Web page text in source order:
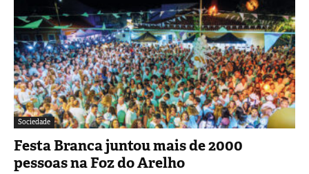
Sociedade
Festa Branca juntou mais de 2000
pessoas na Foz do Arelho